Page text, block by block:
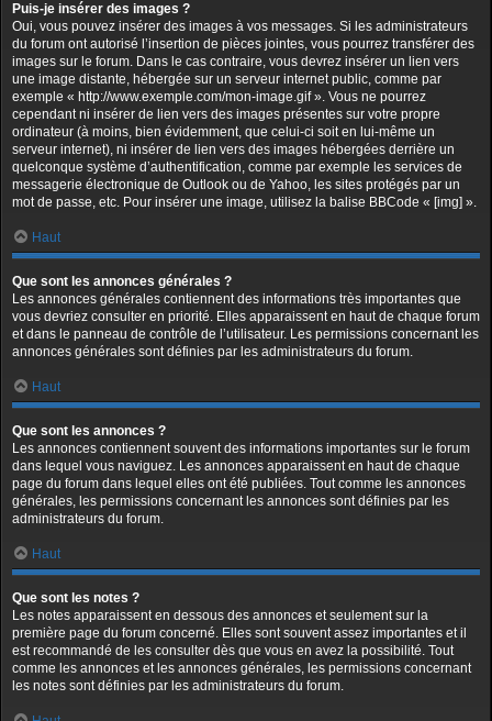
Puis-je insérer des images ?
Oui, vous pouvez insérer des images à vos messages. Si les administrateurs
du forum ont autorisé l’insertion de pièces jointes, vous pourrez transférer des
images sur le forum. Dans le cas contraire, vous devrez insérer un lien vers
une image distante, hébergée sur un serveur internet public, comme par
exemple « http://www.exemple.com/mon-image.gif ». Vous ne pourrez
cependant ni insérer de lien vers des images présentes sur votre propre
ordinateur (à moins, bien évidemment, que celui-ci soit en lui-même un
serveur internet), ni insérer de lien vers des images hébergées derrière un
quelconque système d’authentification, comme par exemple les services de
messagerie électronique de Outlook ou de Yahoo, les sites protégés par un
mot de passe, etc. Pour insérer une image, utilisez la balise BBCode « [img] ».
Haut
Que sont les annonces générales ?
Les annonces générales contiennent des informations très importantes que
vous devriez consulter en priorité. Elles apparaissent en haut de chaque forum
et dans le panneau de contrôle de l’utilisateur. Les permissions concernant les
annonces générales sont définies par les administrateurs du forum.
Haut
Que sont les annonces ?
Les annonces contiennent souvent des informations importantes sur le forum
dans lequel vous naviguez. Les annonces apparaissent en haut de chaque
page du forum dans lequel elles ont été publiées. Tout comme les annonces
générales, les permissions concernant les annonces sont définies par les
administrateurs du forum.
Haut
Que sont les notes ?
Les notes apparaissent en dessous des annonces et seulement sur la
première page du forum concerné. Elles sont souvent assez importantes et il
est recommandé de les consulter dès que vous en avez la possibilité. Tout
comme les annonces et les annonces générales, les permissions concernant
les notes sont définies par les administrateurs du forum.